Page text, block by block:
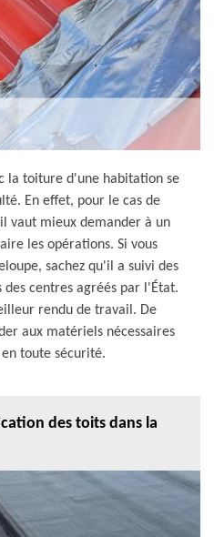
la toiture d'une habitation se
En effet, pour le cas de
vaut mieux demander à un
les opérations. Si vous
sachez qu'il a suivi des
centres agréés par l'État.
rendu de travail. De
aux matériels nécessaires
toute sécurité.
des toits dans la